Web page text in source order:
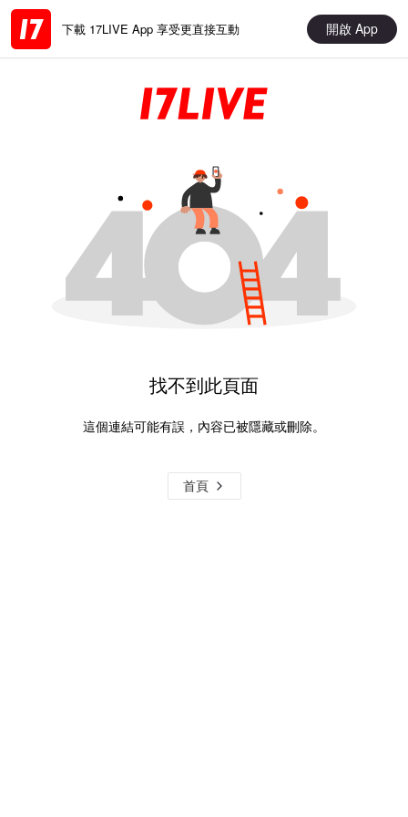
下載 17LIVE App 享受更直接互動 開啟 App
找不到此頁面
這個連結可能有誤，內容已被隱藏或刪除。
首頁